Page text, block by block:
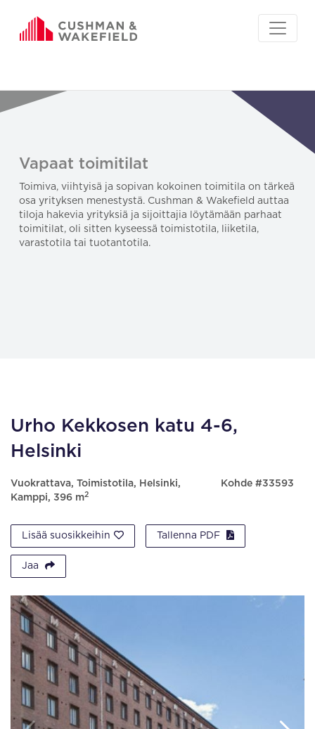
Vapaat toimitilat
Toimiva, viihtyisä ja sopivan kokoinen toimitila on tärkeä
osa yrityksen menestystä. Cushman & Wakefield auttaa
tiloja hakevia yrityksiä ja sijoittajia löytämään parhaat
toimitilat, oli sitten kyseessä toimistotila, liiketila,
varastotila tai tuotantotila.
Urho Kekkosen katu 4-6,
Helsinki
Vuokrattava, Toimistotila, Helsinki,
Kamppi, 396 m2
Kohde #33593
Lisää suosikkeihin Tallenna PDF
Jaa